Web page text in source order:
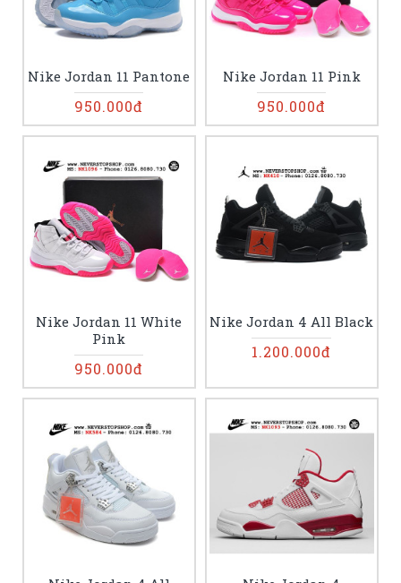
Nike Jordan 11 Pantone
950.000đ
Nike Jordan 11 Pink
950.000đ
Nike Jordan 11 White
Pink
950.000đ
Nike Jordan 4 All Black
1.200.000đ